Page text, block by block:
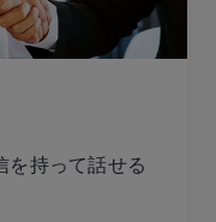
を持って話せる